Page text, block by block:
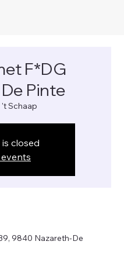
F*DG
Pinte
't Schaap
closed
9840 Nazareth-De